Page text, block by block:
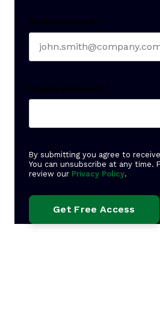
Business email *
Create Password *
By submitting you agree to
You can unsubscribe at any time.
review our Privacy Policy.